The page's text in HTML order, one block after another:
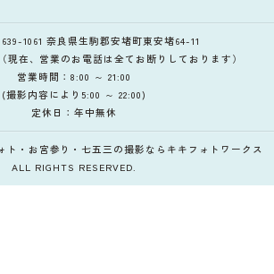
1061 奈良県生駒郡安堵町東安堵64-11
現在、営業のお電話は全てお断りしております）
営業時間：8:00 ～ 21:00
(撮影内容により5:00 ～ 22:00)
定休日：年中無休
ト・お宮参り・七五三の撮影ならキキフォトワークス
ALL RIGHTS RESERVED.